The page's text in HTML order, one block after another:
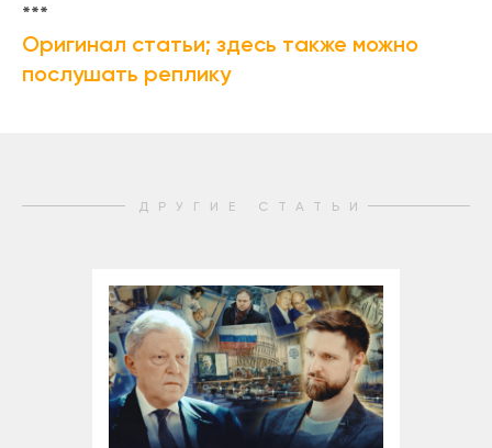
***
Оригинал статьи; здесь также можно
послушать реплику
ДРУГИЕ СТАТЬИ